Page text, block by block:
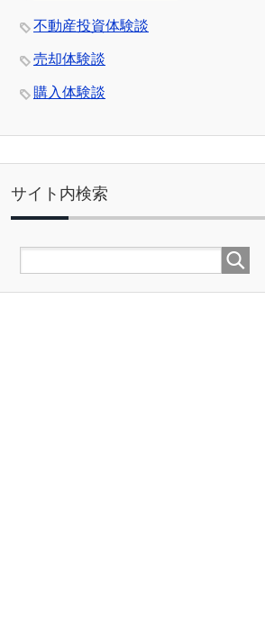
不動産投資体験談
売却体験談
購入体験談
サイト内検索